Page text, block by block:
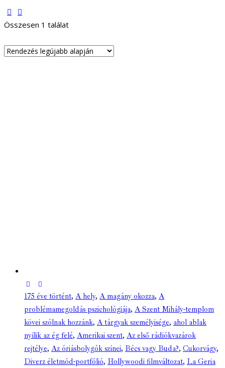
Összesen 1 találat
175 éve történt, A hely, A magány okozza, A
problémamegoldás pszichológiája, A Szent Mihály-templom
kövei szólnak hozzánk, A tárgyak személyisége, ahol ablak
nyílik az ég felé, Amerikai szent, Az első rádiókvazárok
rejtélye, Az óriásbolygók színei, Bécs vagy Buda?, Cukorvágy,
Diverz életmód-portfólió, Hollywoodi filmváltozat, La Geria